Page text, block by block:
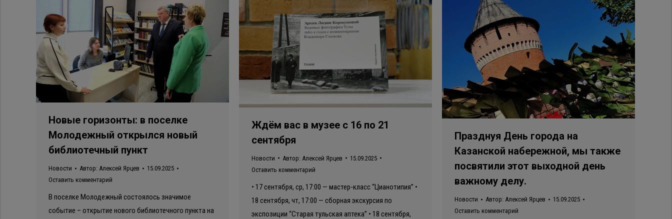
Новые горизонты: в поселке
Молодежный открылся новый
библиотечный пункт
Новости Автор: Алексей Ярцев
15.09.2025
Оставить комментарий
В поселке Молодежный состоялось значимое
событие – открытие нового библиотечного пункта на
Ждём вас в музее с 16 по 21
сентября
Новости Автор: Алексей Ярцев
15.09.2025
Оставить комментарий
• 17 сентября, ср, 17:00 — мастер-класс “Цианотипия” •
18 сентября, чт, 17:00 — сборная экскурсия по
экспозиции “Старая тульская аптека” • 18 сентября,
Празднуя День города на
Казанской набережной, мы также
посвятили этот выходной день
важному делу.
Новости Автор: Алексей Ярцев
15.09.2025
Оставить комментарий